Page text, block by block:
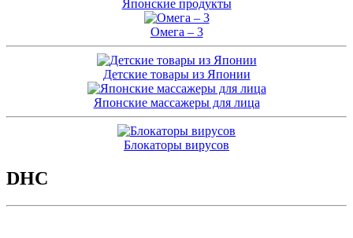
Японские продукты
Омега – 3
Детские товары из Японии
Японские массажеры для лица
Блокаторы вирусов
DHC